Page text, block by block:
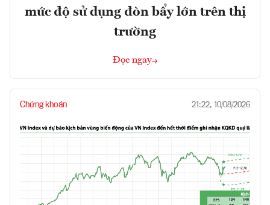
mức độ sử dụng đòn bẩy lớn trên thị
trường
Đọc ngay
Chứng khoán 21:22, 10/08/2026